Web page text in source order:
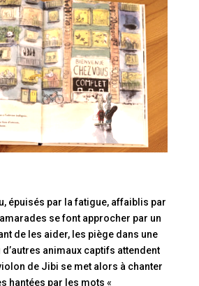
épuisés par la fatigue, affaiblis par
se font approcher par un
de les aider, les piège dans une
animaux captifs attendent
de Jibi se met alors à chanter
hantées par les mots «